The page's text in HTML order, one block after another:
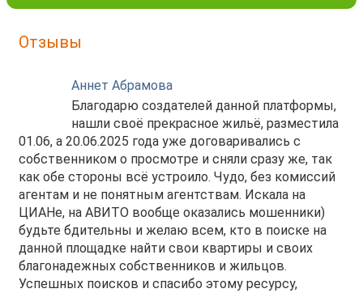
Отзывы
Аннет Абрамова
Благодарю создателей данной платформы,
нашли своё прекрасное жильё, разместила
01.06, а 20.06.2025 года уже договаривались с
собственником о просмотре и сняли сразу же, так
как обе стороны всё устроило. Чудо, без комиссий
агентам и не понятным агентствам. Искала на
ЦИАНе, на АВИТО вообще оказались мошенники)
будьте бдительны и желаю всем, кто в поиске на
данной площадке найти свои квартиры и своих
благонадежных собственников и жильцов.
Успешных поисков и спасибо этому ресурсу,